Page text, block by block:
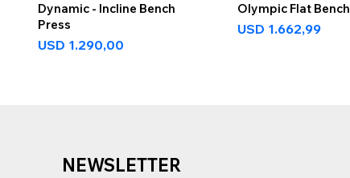
Dynamic - Incline Bench
Press
USD 1.290,00
Olympic Flat Bench
USD 1.662,99
NEWSLETTER